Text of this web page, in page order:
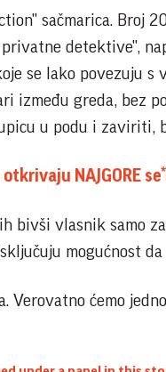
sačmarica. Broj
detektive",
se lako povezuju
između greda, bez
u podu i zaviriti,
NAJGORE
bivši vlasnik samo
mogućnost
Verovatno ćemo